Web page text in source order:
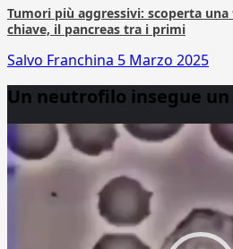
Tumori più aggressivi: scoperta
chiave, il pancreas tra i primi
Salvo Franchina 5 Marzo 2025
Un neutrofilo insegue
Player